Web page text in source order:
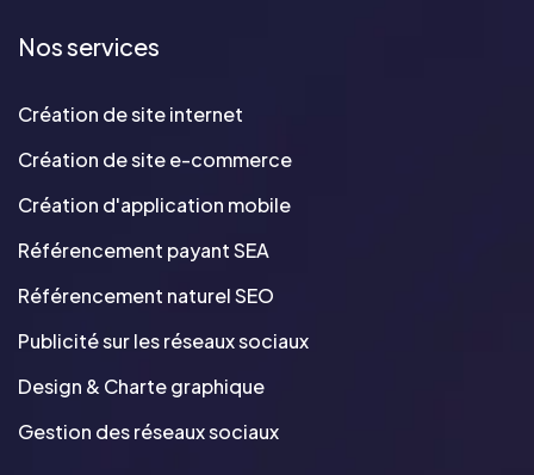
Nos services
Création de site internet
Création de site e-commerce
Création d'application mobile
Référencement payant SEA
Référencement naturel SEO
Publicité sur les réseaux sociaux
Design & Charte graphique
Gestion des réseaux sociaux